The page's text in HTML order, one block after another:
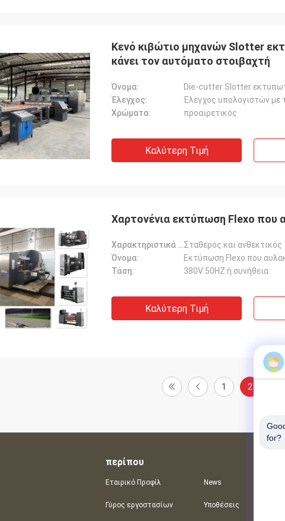
τους για τους
όρους.
κλείσιμο από τόσα πολλά έτη, αυτό
πολύ σταθερή και κόστος εκτός από.
Κενό κιβώτιο μηχανών Slotter
κάνει τον αυτόματο στοιβαχτή
Όνομα:
Έλεγχος:
Χρώματα:
προαιρετικός
Καλύτερη Τιμή
Χαρτονένια εκτύπωση Flexo που
Χαρακτηριστικά γνωρίσματα:Σταθερός και ανθεκτικός
Όνομα:
Τάση:
380V 50HZ ή συνήθεια
Καλύτερη Τιμή
1 2
περίπου
Εταιρικό Προφίλ
Γύρος εργοστασίων
News
Υποθέσεις
for?